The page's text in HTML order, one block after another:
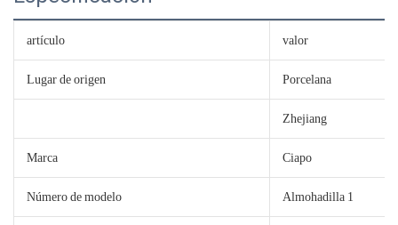
artículo valor
Lugar de origen Porcelana
Zhejiang
Marca Ciapo
Número de modelo Almohadilla 1